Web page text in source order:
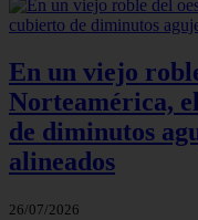
En un viejo
Norteamérica,
de diminutos
alineados
26/07/2026